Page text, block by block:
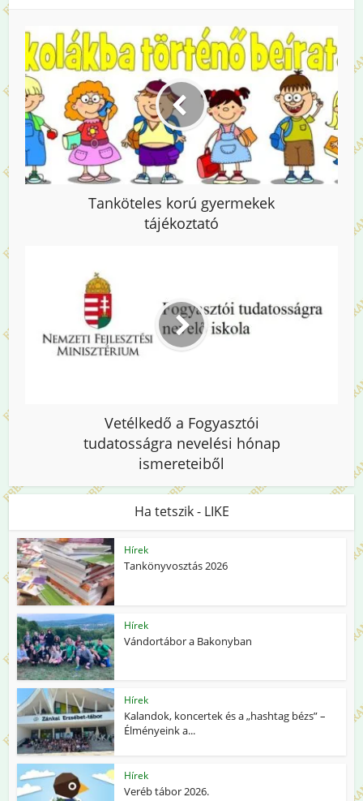
Tanköteles korú gyermekek
tájékoztató
Vetélkedő a Fogyasztói
tudatosságra nevelési hónap
ismereteiből
Ha tetszik - LIKE
Hírek
Tankönyvosztás 2026
Hírek
Vándortábor a Bakonyban
Hírek
Kalandok, koncertek és a „hashtag bézs” –
Élményeink a...
Hírek
Veréb tábor 2026.